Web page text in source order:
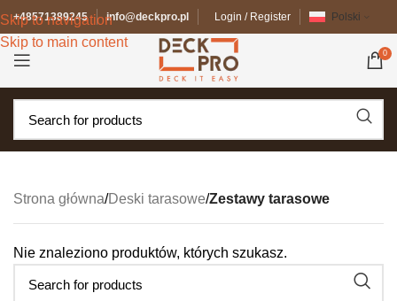
Skip to navigation
Skip to main content
+48571389245 info@deckpro.pl Login / Register Polski
0
Strona główna/Deski tarasowe/Zestawy tarasowe
Nie znaleziono produktów, których szukasz.